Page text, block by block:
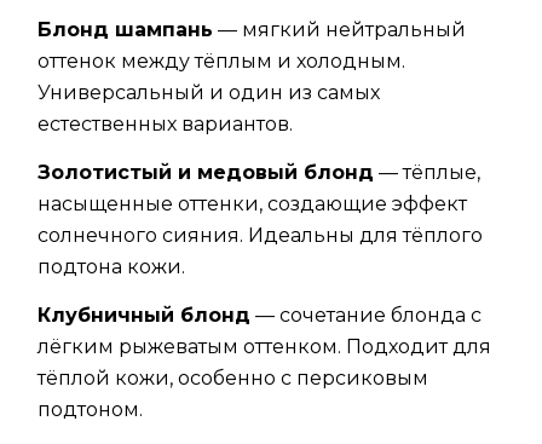
Блонд шампань — мягкий нейтральный
оттенок между тёплым и холодным.
Универсальный и один из самых
естественных вариантов.
Золотистый и медовый блонд — тёплые,
насыщенные оттенки, создающие эффект
солнечного сияния. Идеальны для тёплого
подтона кожи.
Клубничный блонд — сочетание блонда с
лёгким рыжеватым оттенком. Подходит для
тёплой кожи, особенно с персиковым
подтоном.